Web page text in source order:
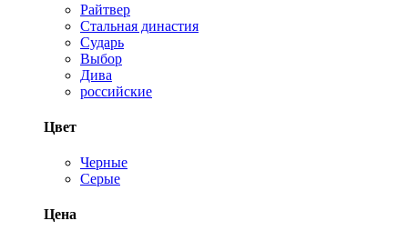
Райтвер
Стальная династия
Сударь
Выбор
Дива
российские
Цвет
Черные
Серые
Цена